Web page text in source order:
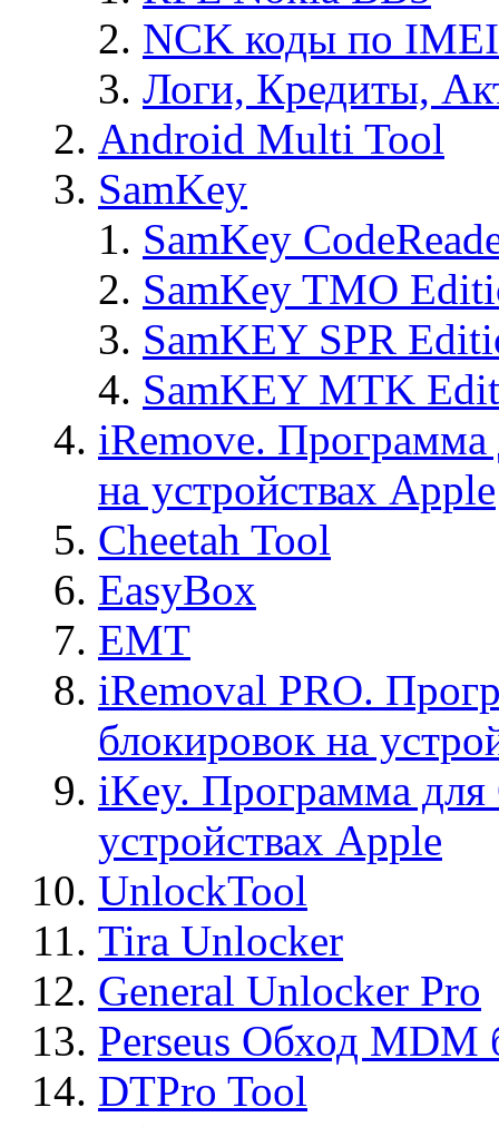
NCK коды по IMEI
Логи, Кредиты,
Android Multi Tool
SamKey
SamKey
SamKey TMO
SamKEY SPR
SamKEY MTK
iRemove. Программа
на устройствах Apple
Cheetah Tool
EasyBox
EMT
iRemoval PRO.
блокировок на
iKey. Программа для
устройствах Apple
UnlockTool
Tira Unlocker
General Unlocker Pro
Perseus Обход MDM
DTPro Tool